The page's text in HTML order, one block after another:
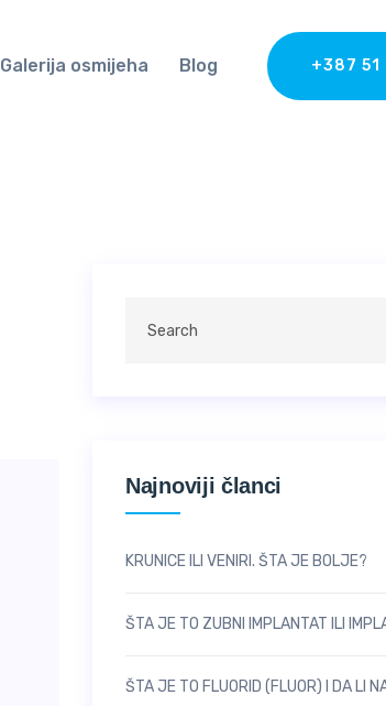
+387 51
Galerija osmijeha Blog
Najnoviji članci
KRUNICE ILI VENIRI. ŠTA JE BOLJE?
ŠTA JE TO ZUBNI IMPLANTAT ILI
ŠTA JE TO FLUORID (FLUOR) I DA LI